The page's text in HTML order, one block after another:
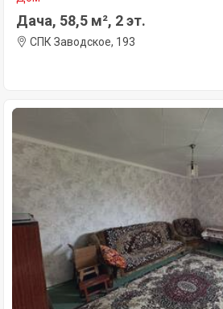
Дача, 58,5 м², 2 эт.
СПК Заводское, 193